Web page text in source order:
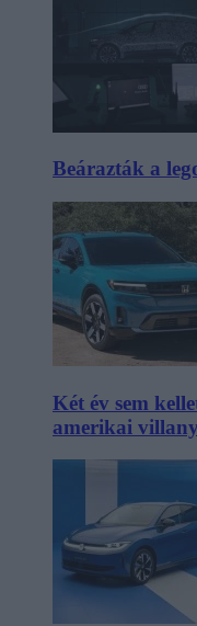
Beárazták a
Két év sem
amerikai